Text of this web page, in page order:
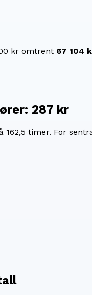
kr omtrent 67 104
: 287 kr
162,5 timer. For